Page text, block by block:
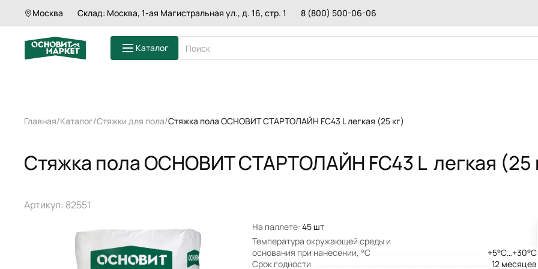
Москва Склад: Москва, 1-ая Магистральная ул., д. 16, стр. 1 8 (800) 500-06-06
Каталог
ШТУКАТУРКИ
ШПАКЛЕВКИ
КЛЕИ ДЛЯ ПЛИТКИ И КАМНЯ
КРАСКА
ПЕСКОБЕТОН
ГЕРМЕТИКИ
Главная Каталог Стяжки для пола Стяжка пола ОСНОВИТ СТАРТОЛАЙН FC43 L легкая (25 кг)
Стяжка пола ОСНОВИТ СТАРТОЛАЙН FC43 L легкая (25 кг)
Стяжка пола ОСНОВИТ СТАРТОЛАЙН FC43 L легкая (25
Артикул: 82551
На паллете: 45 шт
Температура окружающей среды и
основания при нанесении, °С
+5°С…+30°С
Срок годности
12 месяцев